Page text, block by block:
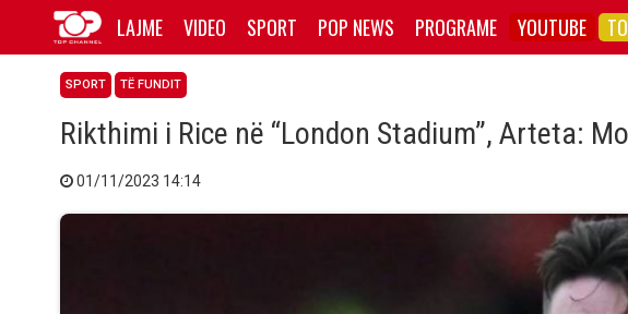
LAJME VIDEO SPORT POP NEWS PROGRAME YOUTUBE
SPORT TË FUNDIT
Rikthimi i Rice në “London Stadium”, Arteta:
01/11/2023 14:14